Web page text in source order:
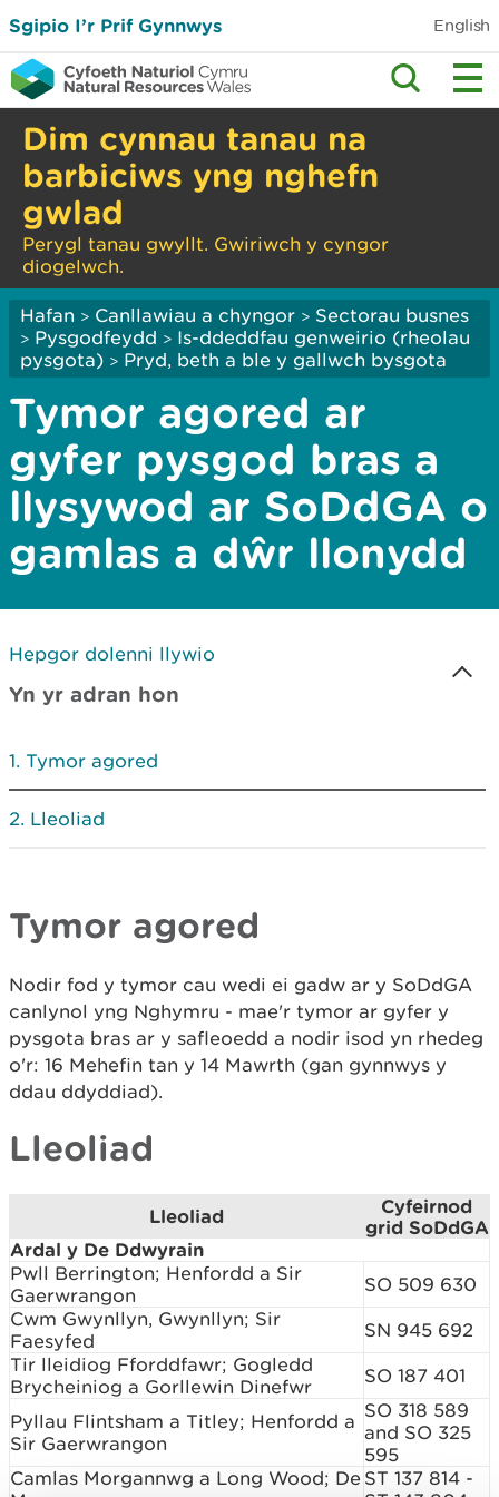
Sgipio I’r Prif Gynnwys English
Dim cynnau tanau na
barbiciws yng nghefn
gwlad
Perygl tanau gwyllt. Gwiriwch y cyngor
diogelwch.
Hafan > Canllawiau a chyngor > Sectorau busnes
> Pysgodfeydd > Is-ddeddfau genweirio (rheolau
pysgota) > Pryd, beth a ble y gallwch bysgota
Tymor agored ar
gyfer pysgod bras a
llysywod ar SoDdGA o
gamlas a dŵr llonydd
Hepgor dolenni llywio
Yn yr adran hon
Tymor agored
Lleoliad
Tymor agored
Nodir fod y tymor cau wedi ei gadw ar y SoDdGA
canlynol yng Nghymru - mae'r tymor ar gyfer y
pysgota bras ar y safleoedd a nodir isod yn rhedeg
o'r: 16 Mehefin tan y 14 Mawrth (gan gynnwys y
ddau ddyddiad).
Lleoliad
Lleoliad
Cyfeirnod
grid SoDdGA
Ardal y De Ddwyrain
Pwll Berrington; Henfordd a Sir
Gaerwrangon
SO 509 630
Cwm Gwynllyn, Gwynllyn; Sir
Faesyfed
SN 945 692
Tir lleidiog Fforddfawr; Gogledd
Brycheiniog a Gorllewin Dinefwr
SO 187 401
Pyllau Flintsham a Titley; Henfordd a
Sir Gaerwrangon
SO 318 589
and SO 325
595
Camlas Morgannwg a Long Wood; De ST 137 814 -